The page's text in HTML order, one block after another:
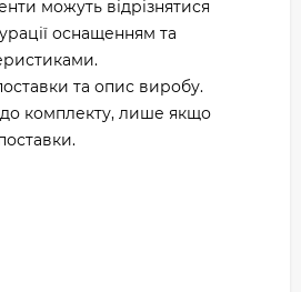
можуть відрізнятися
оснащенням та
та опис виробу.
комплекту, лише якщо